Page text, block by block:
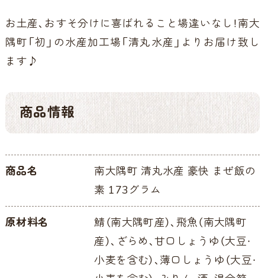
お土産、おすそ分けに喜ばれること場違いなし！南大
隅町「初」の水産加工場「清丸水産」よりお届け致し
ます♪
商品情報
商品名
南大隅町 清丸水産 豪快 まぜ飯の
素 173グラム
原材料名
鯖（南大隅町産）、飛魚（南大隅町
産）、ざらめ、甘口しょうゆ（大豆・
小麦を含む）、薄口しょうゆ（大豆・